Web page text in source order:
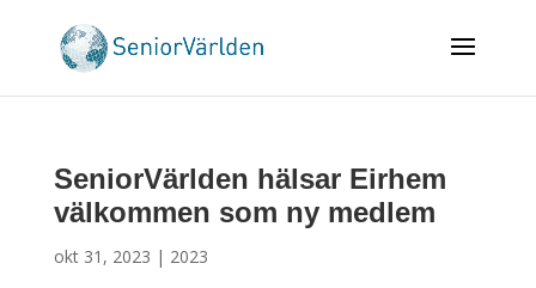
SeniorVärlden hälsar Eirhem
välkommen som ny medlem
okt 31, 2023 | 2023